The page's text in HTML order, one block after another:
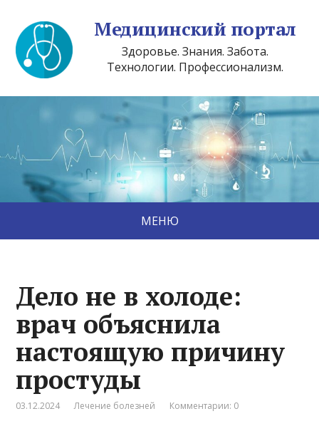
Медицинский портал
Здоровье. Знания. Забота.
Технологии. Профессионализм.
МЕНЮ
Дело не в холоде:
врач объяснила
настоящую причину
простуды
03.12.2024 Лечение болезней Комментарии: 0